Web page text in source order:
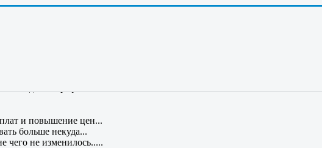
гутарит так ловко; но, чтобы и мне так писать об СЕ, мне месяц нужна
и повышение цен...
больше некуда...
чего не изменилось.....